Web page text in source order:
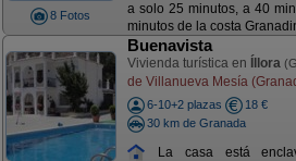
8 Fotos
a solo 25 minutos, a 40
minutos de la costa
Buenavista
Vivienda turística en Íllora
de Villanueva Mesía
6-10+2 plazas
18 €
30 km de Granada
La casa está